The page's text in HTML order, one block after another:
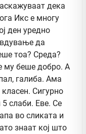
дека
Икс е многу
ден уредно
да
тоа? Среда?
му беше добро. А
галиба. Ама
Сигурно
слаби. Еве. Се
во сликата и
знаат кој што